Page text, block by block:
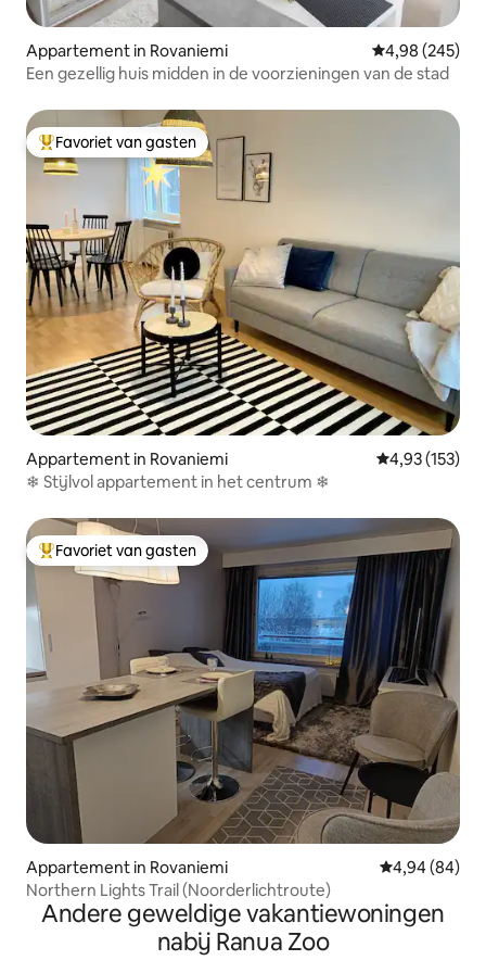
Appartement in Rovaniemi Gemiddelde
4,98 (245)
Een gezellig huis midden in de voorzieningen van de stad
Topfavoriet van gasten
Favoriet van gasten
Appartement in Rovaniemi Gemiddelde
4,93 (153)
❄ Stijlvol appartement in het centrum ❄
Topfavoriet van gasten
Favoriet van gasten
Appartement in Rovaniemi Gemiddelde
4,94 (84)
Northern Lights Trail (Noorderlichtroute)
Andere geweldige vakantiewoningen
nabij Ranua Zoo